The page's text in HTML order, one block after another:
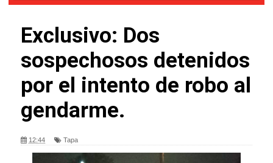
Exclusivo: Dos
sospechosos detenidos
por el intento de robo al
gendarme.
12:44 Tapa